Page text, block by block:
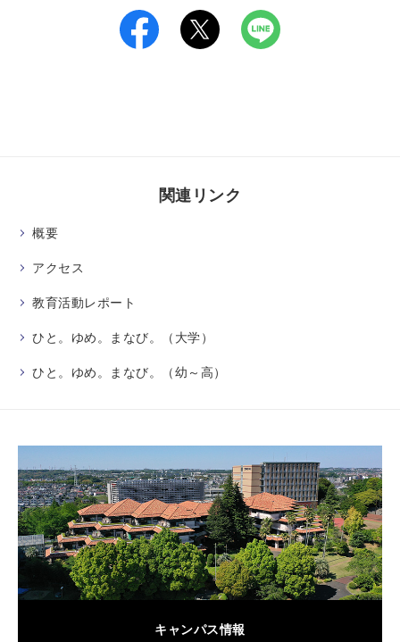
関連リンク
概要
アクセス
教育活動レポート
ひと。ゆめ。まなび。（大学）
ひと。ゆめ。まなび。（幼～高）
キャンパス情報